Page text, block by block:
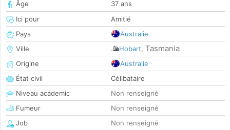
Âge
37 ans
Ici pour
Amitié
Pays
Australie
Ville
Hobart, Tasmania
Origine
Australie
État civil
Célibataire
Niveau academic
Non renseigné
Fumeur
Non renseigné
Job
Non renseigné